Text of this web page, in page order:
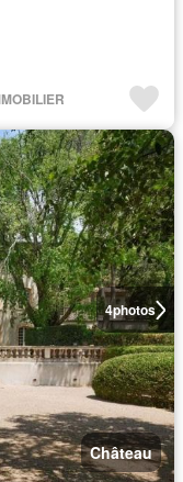
4photos
Château